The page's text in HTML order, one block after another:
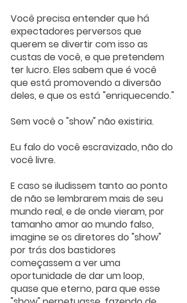
Você precisa entender que há
expectadores perversos que
querem se divertir com isso as
custas de você, e que pretendem
ter lucro. Eles sabem que é você
que está promovendo a diversão
deles, e que os está "enriquecendo."
Sem você o "show" não existiria.
Eu falo do você escravizado, não do
você livre.
E caso se iludissem tanto ao ponto
de não se lembrarem mais de seu
mundo real, e de onde vieram, por
tamanho amor ao mundo falso,
imagine se os diretores do "show"
por trás dos bastidores
começassem a ver uma
oportunidade de dar um loop,
quase que eterno, para que esse